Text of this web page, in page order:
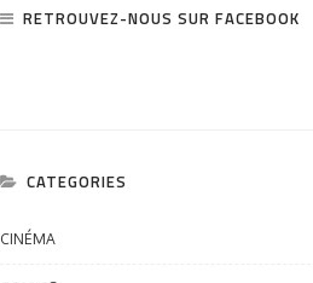
RETROUVEZ-NOUS SUR FACEBOOK
CATEGORIES
CINÉMA